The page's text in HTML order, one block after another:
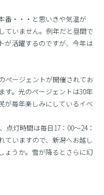
番・・・と思いきや気温が
ていません。例年だと昼間で
が活躍するのですが、今年は
ページェントが開催されてお
す。光のページェントは30年
が毎年楽しみにしているイベ
点灯時間は毎日17：00〜24：
ていますので、新潟へお越し
ょうか。雪が降るとさらに幻